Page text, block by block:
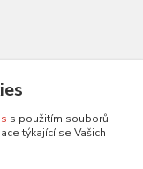
s použitím souborů
týkající se Vašich